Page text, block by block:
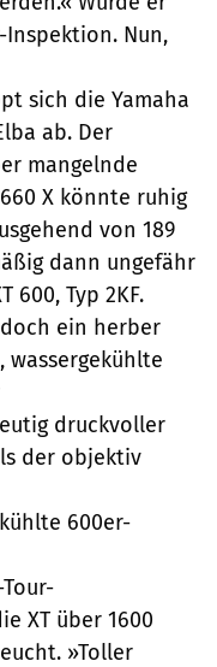
Nun,
sich die Yamaha
ab. Der
mangelnde
X könnte ruhig
von 189
dann ungefähr
600, Typ 2KF.
ein herber
wassergekühlte
druckvoller
der objektiv
600er-
XT über 1600
»Toller